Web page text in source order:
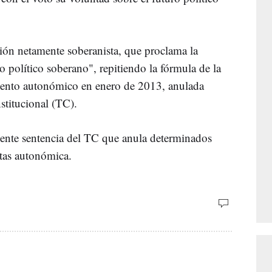
netamente soberanista, que proclama la
político soberano", repitiendo la fórmula de la
autonómico en enero de 2013, anulada
(TC).
sentencia del TC que anula determinados
autonómica.